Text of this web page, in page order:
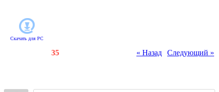
Скачать для PC
« Назад Следующий »
35